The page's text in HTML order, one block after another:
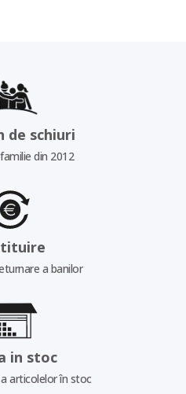
de schiuri
din 2012
a banilor
in stoc
articolelor în stoc